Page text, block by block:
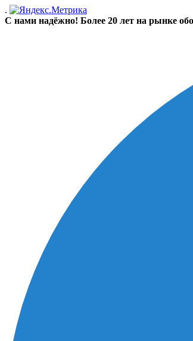
.
С нами надёжно! Более 20 лет на рынке